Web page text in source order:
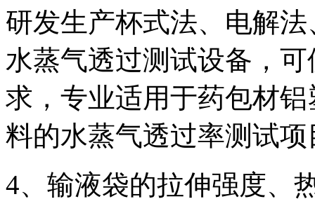
研发生产杯式法、电解
水蒸气透过测试设备，
求，专业适用于药包材
料的水蒸气透过率测试
4、输液袋的拉伸强度、